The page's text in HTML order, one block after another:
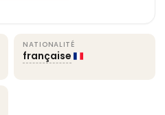
NATIONALITÉ
française